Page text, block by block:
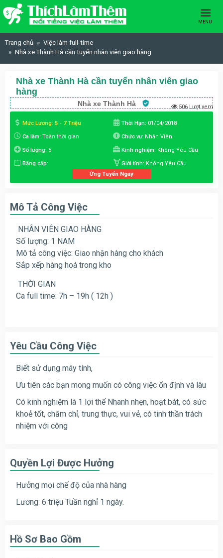
Skip to content
MENU
Trang chủ
Việc làm full-time
Nhà xe Thành Hà cần tuyển nhân viên giao hàng
Nhà xe Thành Hà cần tuyển nhân viên giao
hàng
Nhà xe Thành Hà 506 Lượt xem
Mức Lương: 5 - 7 Triệu Thời Hạn: 01/04/2018
Ca làm: Toàn thời gian Chức vụ: Nhân Viên
Số lượng: 5 Kinh nghiệm: Không Yêu Cầu
Bằng cấp: Giới tính: Không Yêu Cầu
Ứng Tuyển Ngay
Mô Tả Công Việc
NHÂN VIÊN GIAO HÀNG
Số lượng: 1 NAM
Mô tả công việc: Giao nhận hàng cho khách
Sắp xếp hàng hoá trong kho
THỜI GIAN
Ca full time: 7h – 19h ( 12h )
Yêu Cầu Công Việc
Biết sử dụng máy tính,
Ưu tiên các bạn mong muốn có công việc ổn định và lâu
Có kinh nghiệm là 1 lợi thế Nhanh nhẹn, hoạt bát, có sức
khoẻ tốt, chăm chỉ, trung thực, vui vẻ, có tinh thần trách
nhiệm với công
Quyền Lợi Được Hưởng
Hưởng mọi chế độ của nhà hàng
Lương: 6 triệu Tuần nghỉ 1 ngày.
Hồ Sơ Bao Gồm